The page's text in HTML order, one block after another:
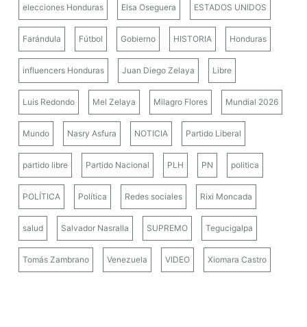
elecciones Honduras Elsa Oseguera ESTADOS UNIDOS
Farándula Fútbol Gobierno HISTORIA Honduras
influencers Honduras Juan Diego Zelaya Libre
Luis Redondo Mel Zelaya Milagro Flores Mundial 2026
Mundo Nasry Asfura NOTICIA Partido Liberal
partido libre Partido Nacional PLH PN politica
POLÍTICA Política Redes sociales Rixi Moncada
salud Salvador Nasralla SUPREMO Tegucigalpa
Tomás Zambrano Venezuela VIDEO Xiomara Castro